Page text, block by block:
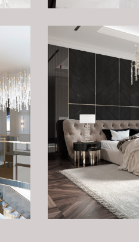
обсудить
Оставьте заявку на бесплатную
Заполните форму, и мы обязательно
и ответим на все интересующие Вас